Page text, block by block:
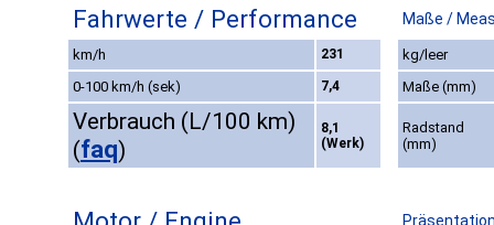
Fahrwerte / Performance Maße /
km/h 231
kg/leer
0-100 km/h (sek)
7,4 Maße (mm)
Verbrauch (L/100 km)
(faq)
8,1
(Werk)
Radstand
(mm)